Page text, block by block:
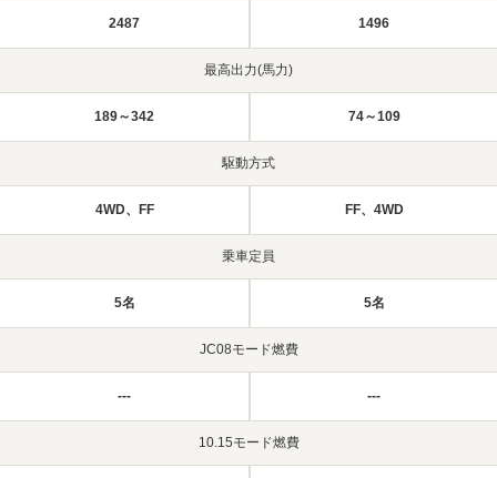
2487 1496
最高出力(馬力)
189～342 74～109
駆動方式
4WD、FF FF、4WD
乗車定員
5名 5名
JC08モード燃費
--- ---
10.15モード燃費